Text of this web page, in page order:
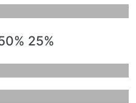
25%